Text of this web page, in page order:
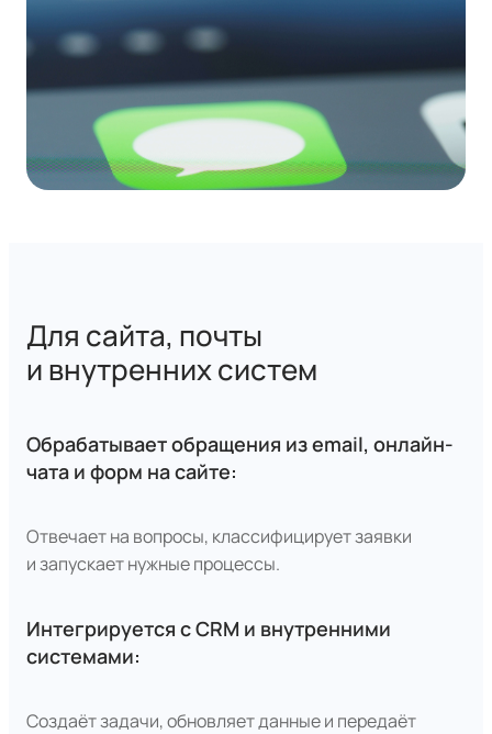
Для сайта, почты
и внутренних систем
Обрабатывает обращения из email, онлайн-
чата и форм на сайте:
Отвечает на вопросы, классифицирует заявки
и запускает нужные процессы.
Интегрируется с CRM и внутренними
системами:
Создаёт задачи, обновляет данные и передаёт